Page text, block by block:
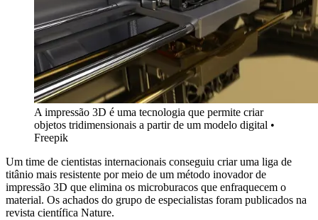
A impressão 3D é uma tecnologia que permite criar
objetos tridimensionais a partir de um modelo digital •
Freepik
Um time de cientistas internacionais conseguiu criar uma liga de
titânio mais resistente por meio de um método inovador de
impressão 3D que elimina os microburacos que enfraquecem o
material. Os achados do grupo de especialistas foram publicados na
revista científica Nature.